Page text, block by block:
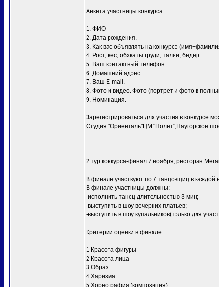
Анкета участницы конкурса
1. ФИО
2. Дата рождения.
3. Как вас объявлять на конкурсе
4. Рост, вес, обхваты груди, талии, бедер.
5. Ваш контактный телефон.
6. Домашний адрес.
7. Ваш E-mail.
8. Фото и видео. Фото (портрет и фото в
9. Номинация.
Зарегистрироваться для участия в конкурсе
Студия "Ориенталь"ЦМ "Полет",Наугорское
2 тур конкурса-финал 7 ноября, ресторан
В финале участвуют по 7 танцовщиц в каждой
В финале участницы должны:
-исполнить танец длительностью 3 мин;
-выступить в шоу вечерних платьев;
-выступить в шоу купальников(только для
Критерии оценки в финале:
1 Красота фигуры
2 Красота лица
3 Образ
4 Харизма
5 Хореография (композиция)